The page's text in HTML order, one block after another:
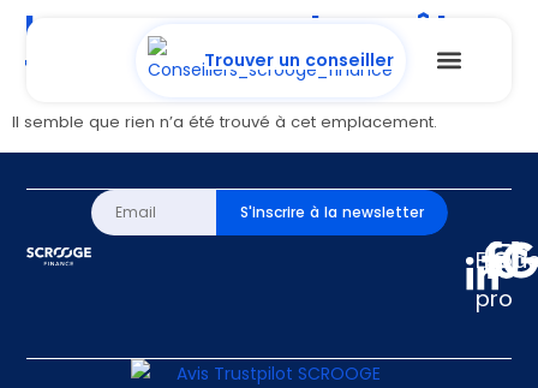
Trouver un conseiller
La page ne peut pas être
trouvée.
Il semble que rien n’a été trouvé à cet emplacement.
S'inscrire à la newsletter
pro